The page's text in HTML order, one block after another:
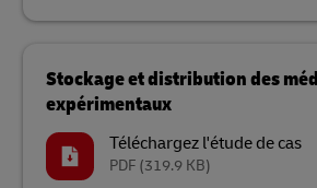
Stockage et distribution des
expérimentaux
Téléchargez l'étude de cas
PDF (319.9 KB)